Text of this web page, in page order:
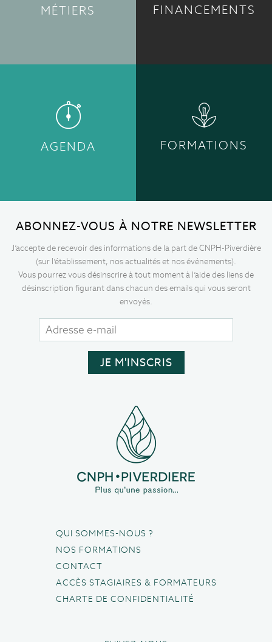
MÉTIERS FINANCEMENTS
AGENDA FORMATIONS
ABONNEZ-VOUS À NOTRE NEWSLETTER
J’accepte de recevoir des informations de la part de CNPH-Piverdière
(sur l’établissement, nos actualités et nos événements).
Vous pourrez vous désinscrire à tout moment à l’aide des liens de
désinscription figurant dans chacun des emails qui vous seront
envoyés.
QUI SOMMES-NOUS ?
NOS FORMATIONS
CONTACT
ACCÈS STAGIAIRES & FORMATEURS
CHARTE DE CONFIDENTIALITÉ